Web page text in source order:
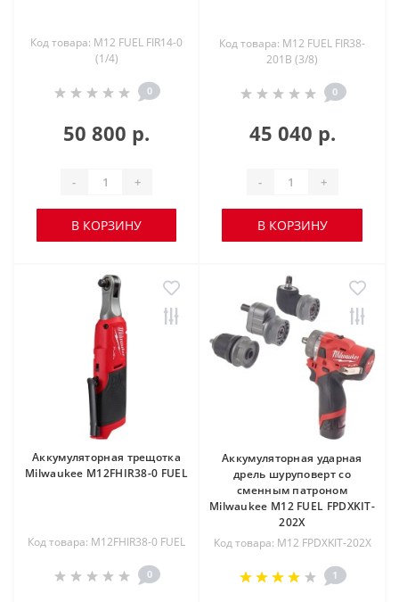
Код товара: M12 FUEL FIR14-0
(1/4)
0
50 800 р.
- +
В КОРЗИНУ
Код товара: M12 FUEL FIR38-
201B (3/8)
0
45 040 р.
- +
В КОРЗИНУ
Аккумуляторная трещотка
Milwaukee M12FHIR38-0 FUEL
Код товара: M12FHIR38-0 FUEL
0
Аккумуляторная ударная
дрель шуруповерт со
сменным патроном
Milwaukee M12 FUEL FPDXKIT-
202X
Код товара: M12 FPDXKIT-202X
1